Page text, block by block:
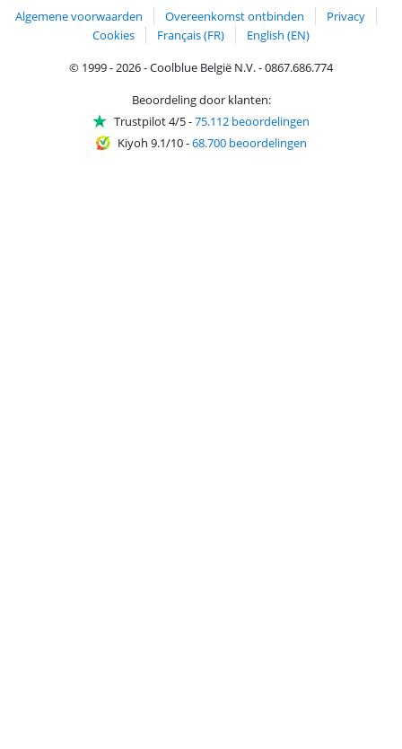
Algemene voorwaarden Overeenkomst ontbinden
Privacy
Cookies
Français (FR)
English (EN)
© 1999 - 2026 - Coolblue België N.V. - 0867.686.774
Beoordeling door klanten:
Trustpilot 4/5-75.112 beoordelingen
Kiyoh 9.1/10-68.700 beoordelingen